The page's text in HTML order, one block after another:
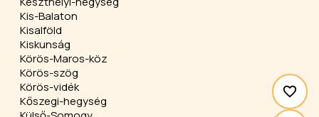
Kis-Balaton
Kisalföld
Kiskunság
Körös-Maros-köz
Körös-szög
Körös-vidék
Kőszegi-hegység